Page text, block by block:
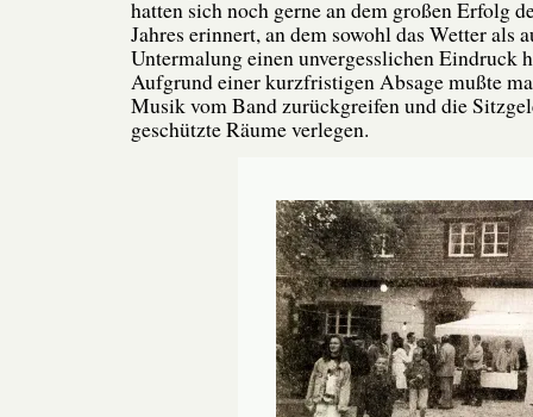
hatten sich noch gerne an dem großen Erfolg
Jahres erinnert, an dem sowohl das Wetter als
Untermalung einen unvergesslichen Eindruck
Aufgrund einer kurzfristigen Absage mußte
Musik vom Band zurückgreifen und die
geschützte Räume verlegen.